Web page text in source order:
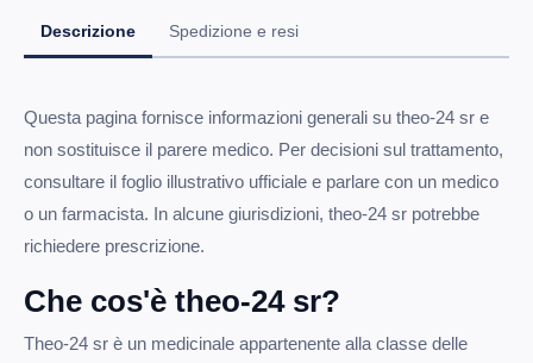
Descrizione Spedizione e resi
Questa pagina fornisce informazioni generali su theo-24 sr e
non sostituisce il parere medico. Per decisioni sul trattamento,
consultare il foglio illustrativo ufficiale e parlare con un medico
o un farmacista. In alcune giurisdizioni, theo-24 sr potrebbe
richiedere prescrizione.
Che cos'è theo-24 sr?
Theo-24 sr è un medicinale appartenente alla classe delle